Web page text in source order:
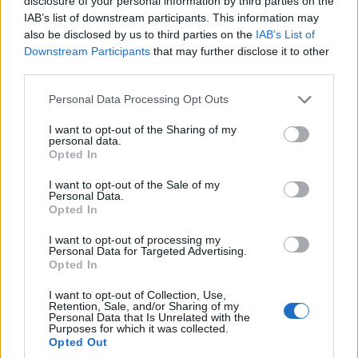
IAB’s list of downstream participants. This information may
also be disclosed by us to third parties on the IAB’s List of
Downstream Participants that may further disclose it to other
Personal Data Processing Opt Outs
I want to opt-out of the Sharing of my
personal data.
Opted In
I want to opt-out of the Sale of my
Personal Data.
Opted In
I want to opt-out of processing my
Personal Data for Targeted Advertising.
Opted In
I want to opt-out of Collection, Use,
Retention, Sale, and/or Sharing of my
Personal Data that Is Unrelated with the
Purposes for which it was collected.
Opted Out
Capacita Jovem de Poiares aproxima
jovens ao mundo do trabalho
Colheita de sangue regressa ao
Hospital Sousa Martins durante o mês
de agosto
DESTAQUES